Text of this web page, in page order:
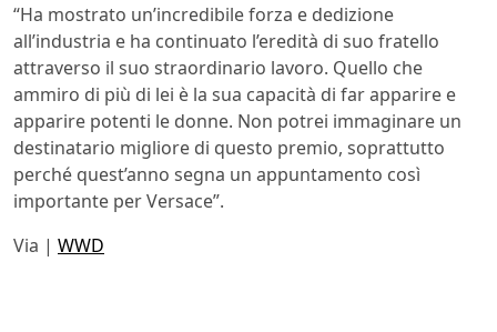
“Ha mostrato un’incredibile forza e dedizione
all’industria e ha continuato l’eredità di suo fratello
attraverso il suo straordinario lavoro. Quello che
ammiro di più di lei è la sua capacità di far apparire e
apparire potenti le donne. Non potrei immaginare un
destinatario migliore di questo premio, soprattutto
perché quest’anno segna un appuntamento così
importante per Versace”.
Via | WWD